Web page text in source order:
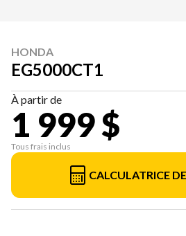
HONDA
EG5000CT1
À partir de
1 999 $
Tous frais inclus
CALCULATRICE